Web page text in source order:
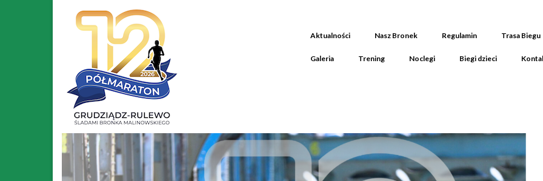
Aktualności Nasz Bronek Regulamin Trasa Biegu
Galeria Trening Noclegi Biegi dzieci